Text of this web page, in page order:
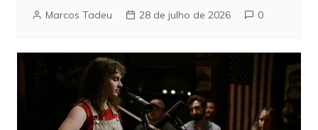
Marcos Tadeu 28 de julho de 2026 0